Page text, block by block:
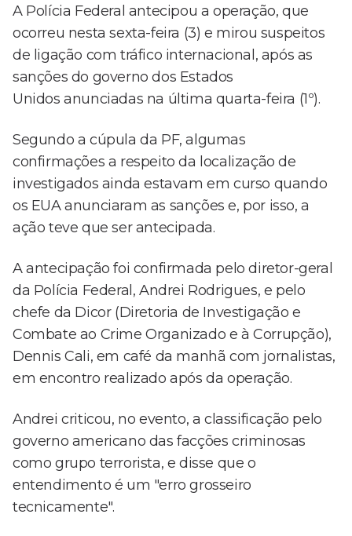
A Polícia Federal antecipou a operação, que
ocorreu nesta sexta-feira (3) e mirou suspeitos
de ligação com tráfico internacional, após as
sanções do governo dos Estados
Unidos anunciadas na última quarta-feira (1º).
Segundo a cúpula da PF, algumas
confirmações a respeito da localização de
investigados ainda estavam em curso quando
os EUA anunciaram as sanções e, por isso, a
ação teve que ser antecipada.
A antecipação foi confirmada pelo diretor-geral
da Polícia Federal, Andrei Rodrigues, e pelo
chefe da Dicor (Diretoria de Investigação e
Combate ao Crime Organizado e à Corrupção),
Dennis Cali, em café da manhã com jornalistas,
em encontro realizado após da operação.
Andrei criticou, no evento, a classificação pelo
governo americano das facções criminosas
como grupo terrorista, e disse que o
entendimento é um "erro grosseiro
tecnicamente".